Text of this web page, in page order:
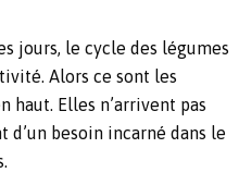
jours, le cycle des légumes
Alors ce sont les
haut. Elles n’arrivent pas
besoin incarné dans le